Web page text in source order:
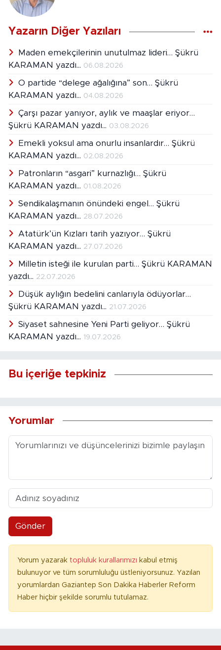
Yazarın Diğer Yazıları
Maden emekçilerinin unutulmaz lideri… Şükrü
KARAMAN yazdı... 06.08.2026
O partide “delege ağalığına” son… Şükrü
KARAMAN yazdı... 04.08.2026
Çarşı pazar yanıyor, aylık ve maaşlar eriyor…
Şükrü KARAMAN yazdı... 03.08.2026
Emekli yoksul ama onurlu insanlardır… Şükrü
KARAMAN yazdı... 02.08.2026
Patronların “asgari” kurnazlığı… Şükrü
KARAMAN yazdı... 01.08.2026
Sendikalaşmanın önündeki engel… Şükrü
KARAMAN yazdı... 28.07.2026
Atatürk’ün Kızları tarih yazıyor… Şükrü
KARAMAN yazdı... 27.07.2026
Milletin isteği ile kurulan parti… Şükrü KARAMAN
yazdı... 22.07.2026
Düşük aylığın bedelini canlarıyla ödüyorlar…
Şükrü KARAMAN yazdı... 21.07.2026
Siyaset sahnesine Yeni Parti geliyor… Şükrü
KARAMAN yazdı... 19.07.2026
Bu içeriğe tepkiniz
Yorumlar
Gönder
Yorum yazarak topluluk kurallarımızı kabul etmiş
bulunuyor ve tüm sorumluluğu üstleniyorsunuz. Yazılan
yorumlardan Gaziantep Son Dakika Haberler Reform
Haber hiçbir şekilde sorumlu tutulamaz.